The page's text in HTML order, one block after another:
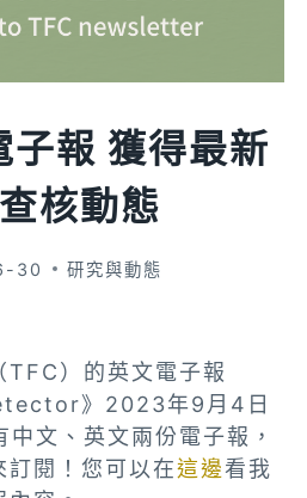
報 獲得最新
核動態
30 研究與動態
TFC）的英文電子報
》2023年9月4日
文、英文兩份電子報，
訂閱！您可以在這邊看我